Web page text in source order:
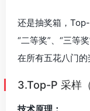
还是抽奖箱，Top-
“二等奖”、“三等
在所有五花八门的
3.Top-P 采样